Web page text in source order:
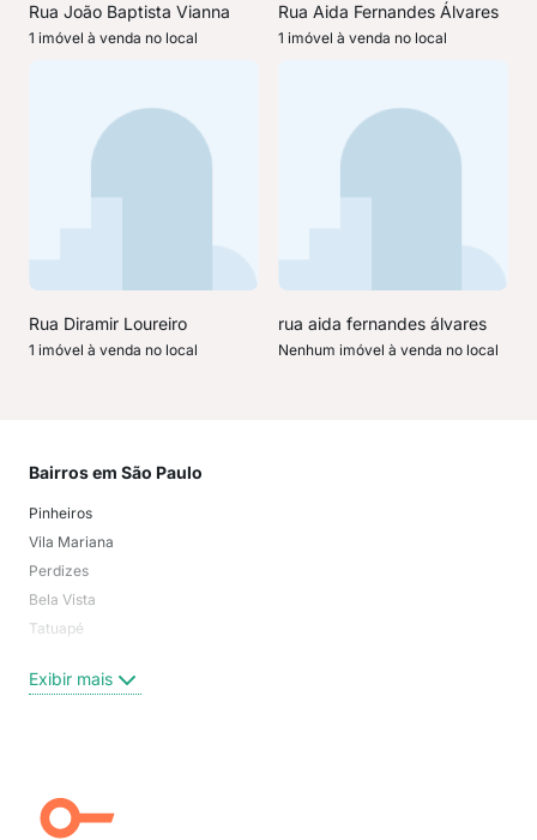
Rua João Baptista Vianna
1 imóvel à venda no local
Rua Aida Fernandes Álvares
1 imóvel à venda no local
Rua Diramir Loureiro
1 imóvel à venda no local
rua aida fernandes álvares
Nenhum imóvel à venda no local
Bairros em São Paulo
Pinheiros
Vila Mariana
Perdizes
Bela Vista
Tatuapé
Centro
Campo Belo
Ipiranga
Exibir mais